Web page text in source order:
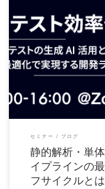
本セミナーの
【Javaアプリテスト効率 […]
セミナー ブログ
静的解析・単
イプラインの
フサイクルと